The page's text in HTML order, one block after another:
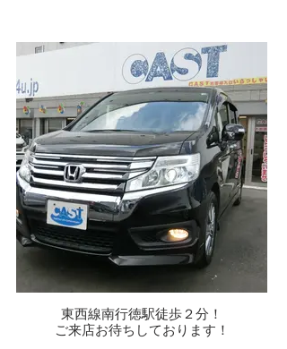
東西線南行徳駅徒歩２分！
ご来店お待ちしております！